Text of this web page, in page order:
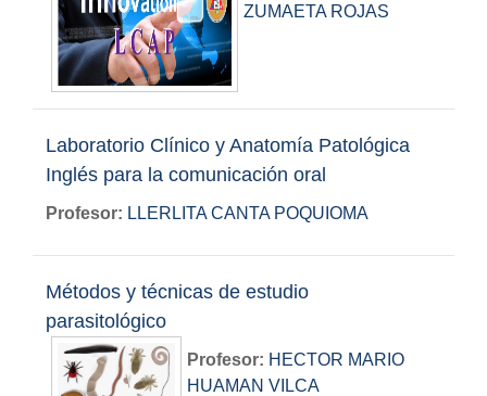
ZUMAETA ROJAS
Laboratorio Clínico y Anatomía Patológica
Inglés para la comunicación oral
Profesor: LLERLITA CANTA POQUIOMA
Métodos y técnicas de estudio
parasitológico
Profesor: HECTOR MARIO
HUAMAN VILCA